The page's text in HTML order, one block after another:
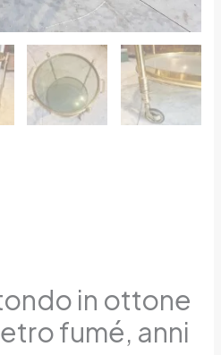
in ottone
fumé, anni